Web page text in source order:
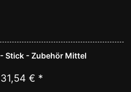
Stick - Zubehör Mittel
31,54 € *